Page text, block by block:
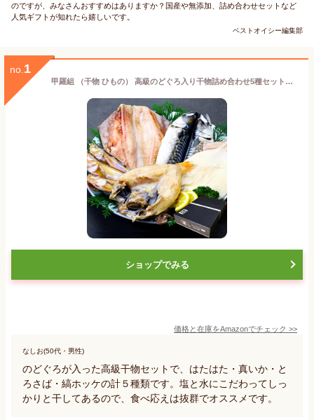
のですが、みなさんおすすめはありますか？国産や無添加、詰め合わせセットなど
人気ギフトが知れたら嬉しいです。
ベストオイシー編集部
no. 1
甲羅組 （干物 ひもの） 高級のどぐろ入り干物詰め合わせ5種セット（のどぐろ、縞ほっけ、とろさば、真いか、はたはた ）※加熱用 ギフト 敬老 母の日 お中元 御中元 父の日 ギフト
ショップでみる
価格と在庫をAmazonでチェック >>
なしお(50代・男性)
のどぐろが入った高級干物セットで、はたはた・真いか・と
ろさば・縞ホッケの計５種類です。塩と水にこだわってしっ
かりと干してあるので、食べ応えは抜群でオススメです。